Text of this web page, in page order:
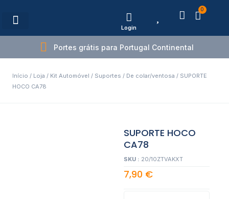
Login
0
Portes grátis para Portugal Continental
Início / Loja / Kit Automóvel / Suportes / De colar/ventosa / SUPORTE
HOCO CA78
SUPORTE HOCO
CA78
SKU : 20/10ZTVAKXT
7,90 €